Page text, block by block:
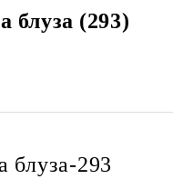
блуза (293)
блуза-293